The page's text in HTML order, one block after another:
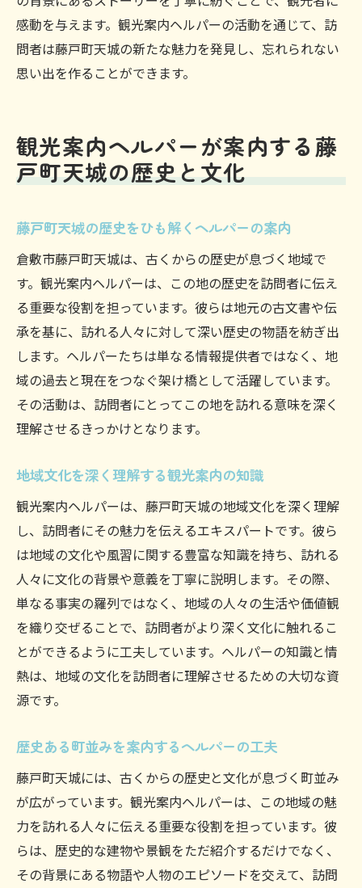
観光案内ヘルパーの専門性とその影響力
地域経済を支える観光案内ヘルパーの力
観光案内ヘルパーの努力による観光業の発
存在
感動を与えます。観光案内ヘルパーの活動を通じて、訪
問者は藤戸町天城の新たな魅力を発見し、忘れられない
思い出を作ることができます。
観光案内ヘルパーが案内する藤
戸町天城の歴史と文化
藤戸町天城の歴史をひも解くヘルパーの案内
倉敷市藤戸町天城は、古くからの歴史が息づく地域で
す。観光案内ヘルパーは、この地の歴史を訪問者に伝え
る重要な役割を担っています。彼らは地元の古文書や伝
承を基に、訪れる人々に対して深い歴史の物語を紡ぎ出
します。ヘルパーたちは単なる情報提供者ではなく、地
域の過去と現在をつなぐ架け橋として活躍しています。
その活動は、訪問者にとってこの地を訪れる意味を深く
理解させるきっかけとなります。
地域文化を深く理解する観光案内の知識
観光案内ヘルパーは、藤戸町天城の地域文化を深く理解
し、訪問者にその魅力を伝えるエキスパートです。彼ら
は地域の文化や風習に関する豊富な知識を持ち、訪れる
人々に文化の背景や意義を丁寧に説明します。その際、
単なる事実の羅列ではなく、地域の人々の生活や価値観
を織り交ぜることで、訪問者がより深く文化に触れるこ
とができるように工夫しています。ヘルパーの知識と情
熱は、地域の文化を訪問者に理解させるための大切な資
源です。
歴史ある町並みを案内するヘルパーの工夫
藤戸町天城には、古くからの歴史と文化が息づく町並み
が広がっています。観光案内ヘルパーは、この地域の魅
力を訪れる人々に伝える重要な役割を担っています。彼
らは、歴史的な建物や景観をただ紹介するだけでなく、
その背景にある物語や人物のエピソードを交えて、訪問